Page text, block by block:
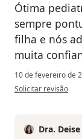
Ótima
sempre
filha e nós
muita
10 de fevereiro de
na opinião do
Solicitar revisão
Dra.